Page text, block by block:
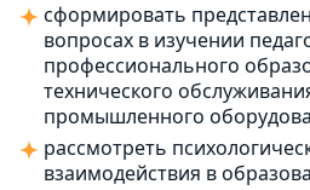
сформировать
вопросах в изучении
профессионального
технического
промышленного
рассмотреть
взаимодействия в